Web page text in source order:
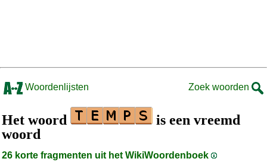
Woordenlijsten Zoek woorden
Het woord
is een vreemd
woord
26 korte fragmenten uit het WikiWoordenboek